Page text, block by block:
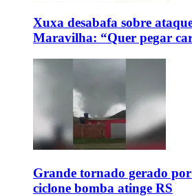
Xuxa desabafa sobre
Maravilha: “Quer pegar
Grande tornado gerado por
ciclone bomba atinge RS